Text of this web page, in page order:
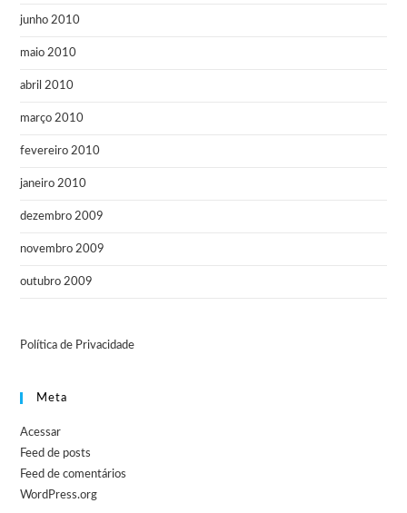
junho 2010
maio 2010
abril 2010
março 2010
fevereiro 2010
janeiro 2010
dezembro 2009
novembro 2009
outubro 2009
Política de Privacidade
Meta
Acessar
Feed de posts
Feed de comentários
WordPress.org